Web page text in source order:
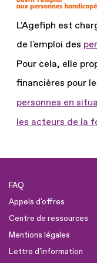
L'Agefiph est
de l'emploi des
Pour cela, elle
financières pour
personnes en
les acteurs de la
FAQ
Appels d'offres
Centre de ressources
Mentions légales
Lettre d'information